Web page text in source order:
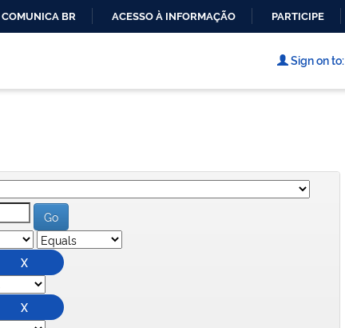
CONTEÚDO
COMUNICA BR ACESSO À INFORMAÇÃO PARTICIPE
Sign on to: